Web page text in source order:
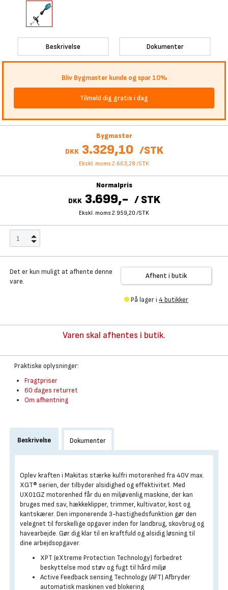
Beskrivelse Dokumenter
Bliv Bygmaster kunde og spar 10%
Tilmeld dig gratis i dag
Bygmaster
DKK 3.329,10 /STK
Ekskl. moms 2.663,28 /STK
Normalpris
DKK 3.699,- / STK
Ekskl. moms 2.959,20 /STK
Det er kun muligt at afhente denne
vare.
Afhent i butik
På lager i 4 butikker
Varen skal afhentes i butik.
Praktiske oplysninger:
Fragtpriser
60 dages returret
Om afhentning
Beskrivelse Dokumenter
Oplev kraften i Makitas stærke kulfri motorenhed fra 40V max.
XGT® serien, der tilbyder alsidighed og effektivitet. Med
UX01GZ motorenhed får du en miljøvenlig maskine, der kan
bruges med sav, hækkeklipper, trimmer, kultivator, kost og
kantskærer. Den imponerende 3-hastighedsfunktion gør den
velegnet til forskellige opgaver inden for landbrug, skovbrug og
havearbejde. Gør dig klar til en kraftfuld og alsidig løsning til
dine arbejdsopgaver.
XPT (eXtreme Protection Technology) forbedret
beskyttelse mod støv og fugt til hård miljø
Active Feedback sensing Technology (AFT) Afbryder
automatisk maskinen ved blokering